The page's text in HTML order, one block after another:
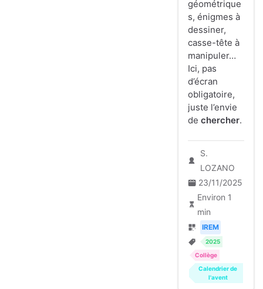
géométrique
s, énigmes à
dessiner,
casse-tête à
manipuler…
Ici, pas
d’écran
obligatoire,
juste l’envie
de chercher.
S.
LOZANO
23/11/2025
Environ 1
min
IREM
2025
Collège
Calendrier de
l'avent